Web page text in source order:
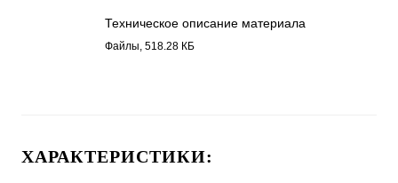
Техническое описание материала
Бумага полуглянец , каучуковый клей
Файлы, 518.28 КБ
ХАРАКТЕРИСТИКИ: